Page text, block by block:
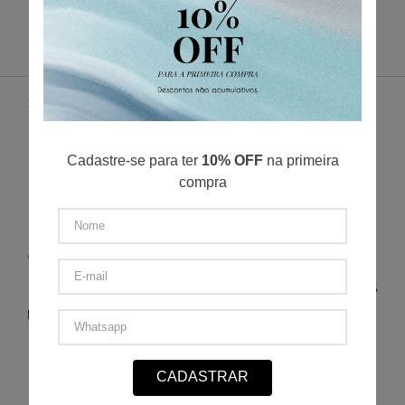
SUPORTE
POLÍTICA DE PRIVACIDADE
POLÍTICA DE TROCA E DEVOLUÇÃO
MINHA CONTA
CONTATO
(11) 2693-4155
sac@redfeather.com.br
SHOPPING ELDORADO, PISO 1 - SÃO PAULO - SP
MORUMBI SHOPPING, PISO TÉRREO - SÃO PAULO - SP
Cadastre-se para ter 10% OFFna primeira
compra
CADASTRAR